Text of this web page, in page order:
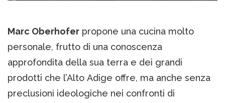
Marc Oberhofer propone una cucina molto
personale, frutto di una conoscenza
approfondita della sua terra e dei grandi
prodotti che l’Alto Adige offre, ma anche senza
preclusioni ideologiche nei confronti di